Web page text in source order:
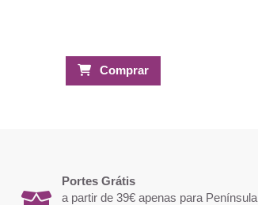
Comprar
Portes Grátis
a partir de 39€ apenas para Península